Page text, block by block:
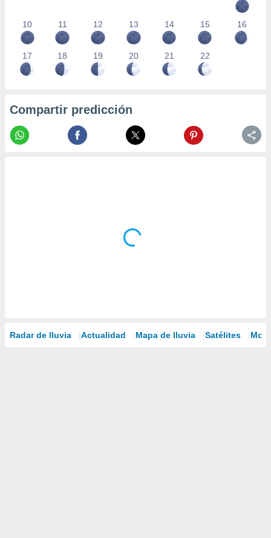
10 11 12 13 14 15 16
17 18 19 20 21 22
Compartir predicción
Radar de lluvia Actualidad Mapa de lluvia Satélites